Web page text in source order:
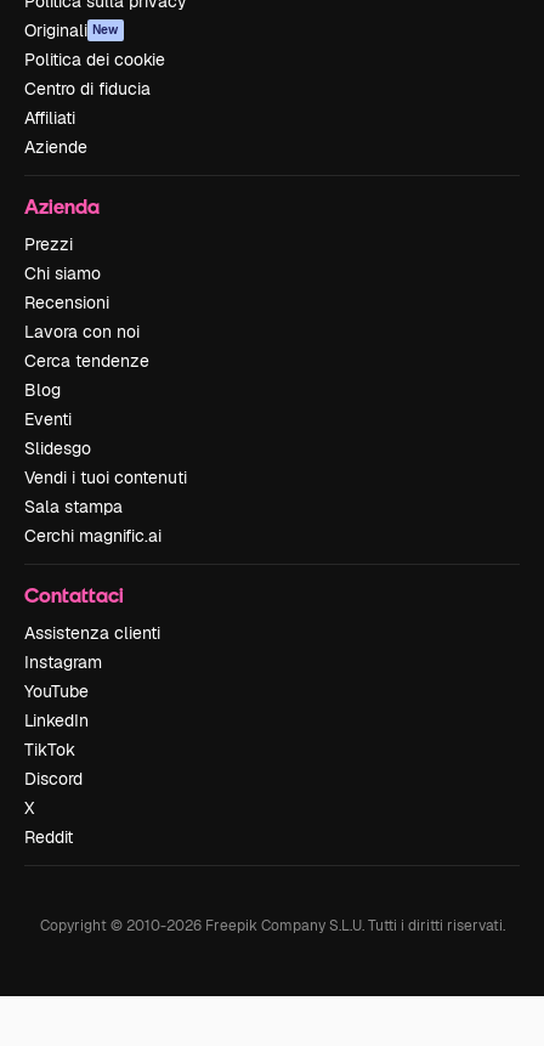
Originali New
Politica dei cookie
Centro di fiducia
Affiliati
Aziende
Azienda
Prezzi
Chi siamo
Recensioni
Lavora con noi
Cerca tendenze
Blog
Eventi
Slidesgo
Vendi i tuoi contenuti
Sala stampa
Cerchi magnific.ai
Contattaci
Assistenza clienti
Instagram
YouTube
LinkedIn
TikTok
Discord
X
Reddit
Copyright © 2010-2026Freepik Company S.L.U. Tutti i diritti riservati.